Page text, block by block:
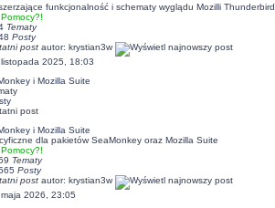
funkcjonalność i schematy wyglądu Mozilli Thunderbird
Pomocy?!
Tematy
Posty
postautor: krystian3w
2025, 18:03
i Mozilla Suite
post
i Mozilla Suite
dla pakietów SeaMonkey oraz Mozilla Suite
Pomocy?!
Tematy
Posty
postautor: krystian3w
2026, 23:05